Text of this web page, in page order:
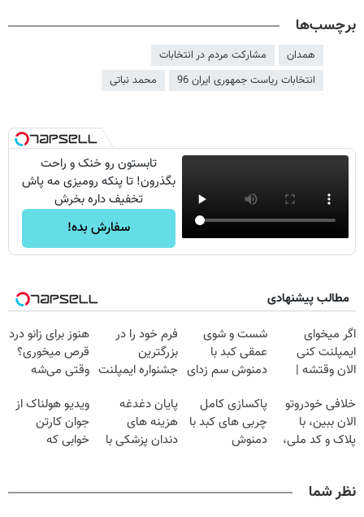
برچسب‌ها
همدان
مشارکت مردم در انتخابات
انتخابات ریاست جمهوری ایران 96
محمد نباتی
تابستون رو خنک و راحت
بگذرون! تا پنکه رومیزی مه پاش
تخفیف داره بخرش
سفارش بده!
مطالب پیشنهادی
اگر میخوای
ایمپلنت کنی
الان وقتشه |
میلیون تومان!!!
شست و شوی
عمقی کبد با
دمنوش سم زدای
فرم خود را در
بزرگترین
جشنواره ایمپلنت
فقط ۲۵ میلیون
هنوز برای زانو درد
قرص میخوری؟
وقتی می‌شه
درمانش کرد؟؟؟؟
خلافی خودروتو
الان ببین، با
پلاک و کد ملی،
پاکسازی کامل
چربی های کبد با
دمنوش
پایان دغدغه
هزینه های
دندان پزشکی با
ویدیو هولناک از
جوان کارتن
خوابی که
نظر شما